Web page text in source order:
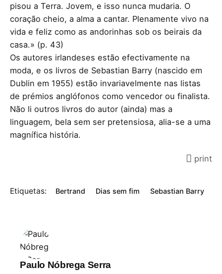
pisou a Terra. Jovem, e isso nunca mudaria. O
coração cheio, a alma a cantar. Plenamente vivo na
vida e feliz como as andorinhas sob os beirais da
casa.» (p. 43)
Os autores irlandeses estão efectivamente na
moda, e os livros de Sebastian Barry (nascido em
Dublin em 1955) estão invariavelmente nas listas
de prémios anglófonos como vencedor ou finalista.
Não li outros livros do autor (ainda) mas a
linguagem, bela sem ser pretensiosa, alia-se a uma
magnífica história.
print
Etiquetas: Bertrand Dias sem fim Sebastian Barry
Paulo Nóbrega Serra